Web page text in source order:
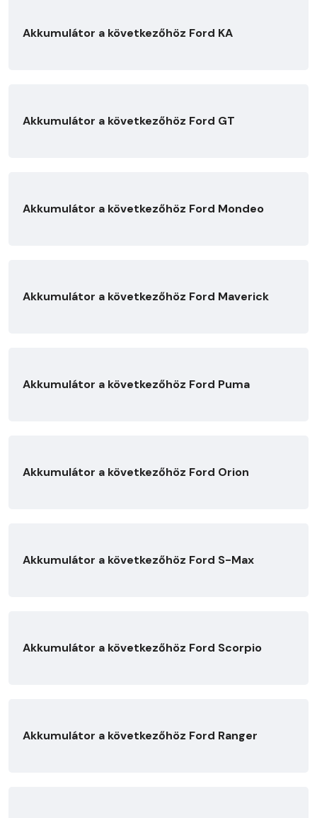
Akkumulátor a következőhöz Ford KA
Akkumulátor a következőhöz Ford GT
Akkumulátor a következőhöz Ford Mondeo
Akkumulátor a következőhöz Ford Maverick
Akkumulátor a következőhöz Ford Puma
Akkumulátor a következőhöz Ford Orion
Akkumulátor a következőhöz Ford S-Max
Akkumulátor a következőhöz Ford Scorpio
Akkumulátor a következőhöz Ford Ranger